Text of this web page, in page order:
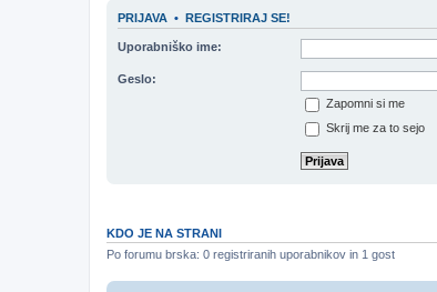
PRIJAVA • REGISTRIRAJ SE!
Uporabniško ime:
Geslo:
Zapomni si me
Skrij me za to sejo
KDO JE NA STRANI
Po forumu brska: 0 registriranih uporabnikov in 1 gost